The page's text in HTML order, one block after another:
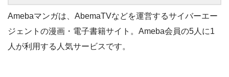
Amebaマンガは、AbemaTVなどを運営するサイバーエー
ジェントの漫画・電子書籍サイト。Ameba会員の5人に1
人が利用する人気サービスです。